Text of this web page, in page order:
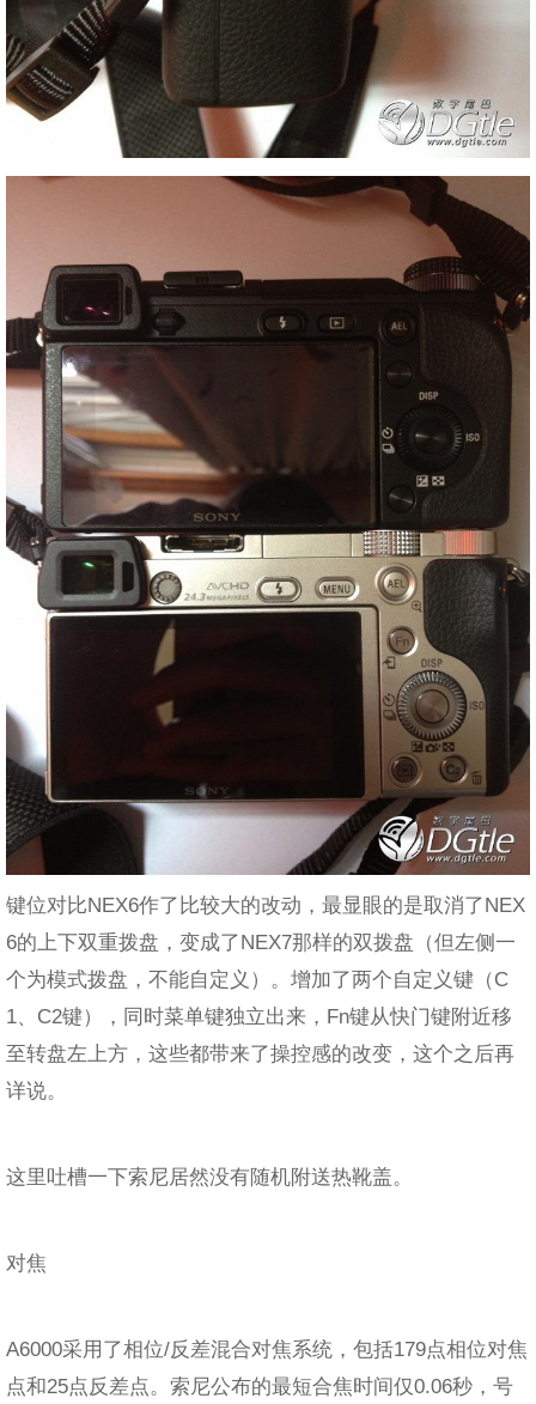
键位对比NEX6作了比较大的改动，最显眼的是取消了NEX
6的上下双重拨盘，变成了NEX7那样的双拨盘（但左侧一
个为模式拨盘，不能自定义）。增加了两个自定义键（C
1、C2键），同时菜单键独立出来，Fn键从快门键附近移
至转盘左上方，这些都带来了操控感的改变，这个之后再
详说。
这里吐槽一下索尼居然没有随机附送热靴盖。
对焦
A6000采用了相位/反差混合对焦系统，包括179点相位对焦
点和25点反差点。索尼公布的最短合焦时间仅0.06秒，号